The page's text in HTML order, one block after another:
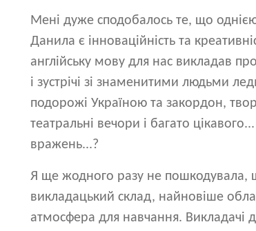
Мені дуже сподобалось те, що
Данила є інноваційність та
англійську мову для нас викладав
і зустрічі зі знаменитими людьми
подорожі Україною та закордон,
театральні вечори і багато
вражень...?
Я ще жодного разу не пошкодувала,
викладацький склад, найновіше
атмосфера для навчання. Викладачі